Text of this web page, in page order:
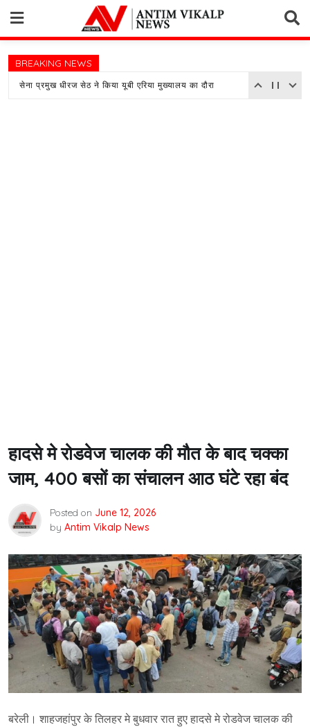
content
BREAKING NEWS
सेना प्रमुख धीरज सेठ ने किया यूबी एरिया मुख्यालय का दौरा
हादसे मे रोडवेज चालक की मौत के बाद चक्का
जाम, 400 बसों का संचालन आठ घंटे रहा बंद
Posted on June 12, 2026
by Antim Vikalp News
बरेली। शाहजहांपुर के तिलहर मे बुधवार रात हुए हादसे मे रोडवेज चालक की